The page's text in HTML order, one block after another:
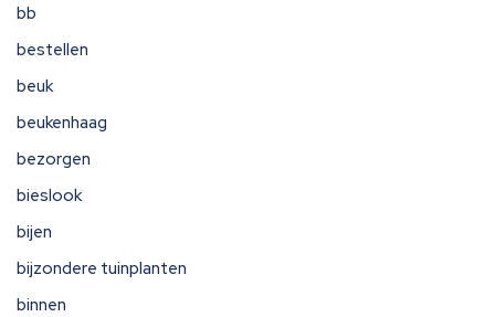
bb
bestellen
beuk
beukenhaag
bezorgen
bieslook
bijen
bijzondere tuinplanten
binnen